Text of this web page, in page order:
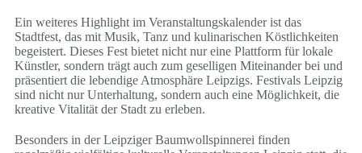
Ein weiteres Highlight im Veranstaltungskalender ist das
Stadtfest, das mit Musik, Tanz und kulinarischen Köstlichkeiten
begeistert. Dieses Fest bietet nicht nur eine Plattform für lokale
Künstler, sondern trägt auch zum geselligen Miteinander bei und
präsentiert die lebendige Atmosphäre Leipzigs. Festivals Leipzig
sind nicht nur Unterhaltung, sondern auch eine Möglichkeit, die
kreative Vitalität der Stadt zu erleben.
Besonders in der Leipziger Baumwollspinnerei finden